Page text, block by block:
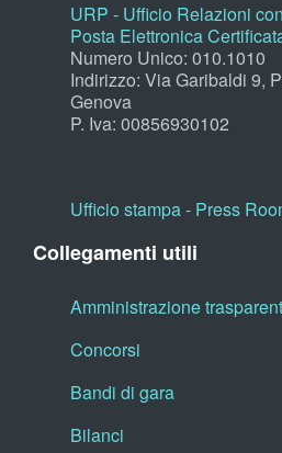
URP - Ufficio Relazioni
Posta Elettronica
Numero Unico: 010.1010
Indirizzo: Via Garibaldi 9,
Genova
P. Iva: 00856930102
Ufficio stampa - Press
Collegamenti utili
Amministrazione
Concorsi
Bandi di gara
Bilanci